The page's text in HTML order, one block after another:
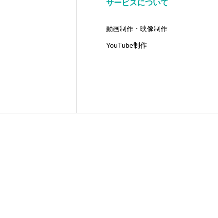
サービスについて
動画制作・映像制作
YouTube制作